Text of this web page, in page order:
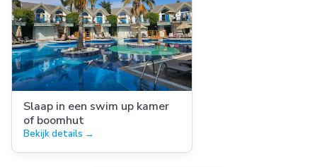
Slaap in een swim up kamer
of boomhut
Bekijk details →